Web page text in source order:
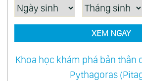
Phúc, Thông Minh Quá Chỉ Mệt
181.Đường Rộng Không Bằng
Tốt Không Bằng Tâm Tốt
197.Mỉm Cười Dưới Ánh Mặt
XEM NGAY
Khoa học khám phá bản thân
Pythagoras